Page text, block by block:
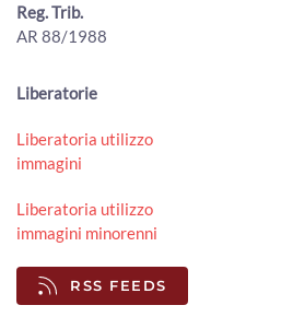
ArezzoTV
00:01:05 - Mercoledì, 29
ArezzoTV
Caso di legionella in una
prognosi riservata
00:02:37 - Martedì, 28
Reg. Trib.
AR 88/1988
Liberatorie
Liberatoria utilizzo
immagini
Liberatoria utilizzo
immagini minorenni
RSS FEEDS